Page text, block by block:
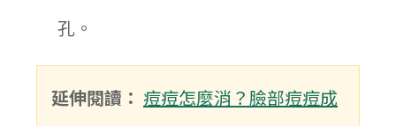
孔。
延伸閱讀： 痘痘怎麼消？臉部痘痘成